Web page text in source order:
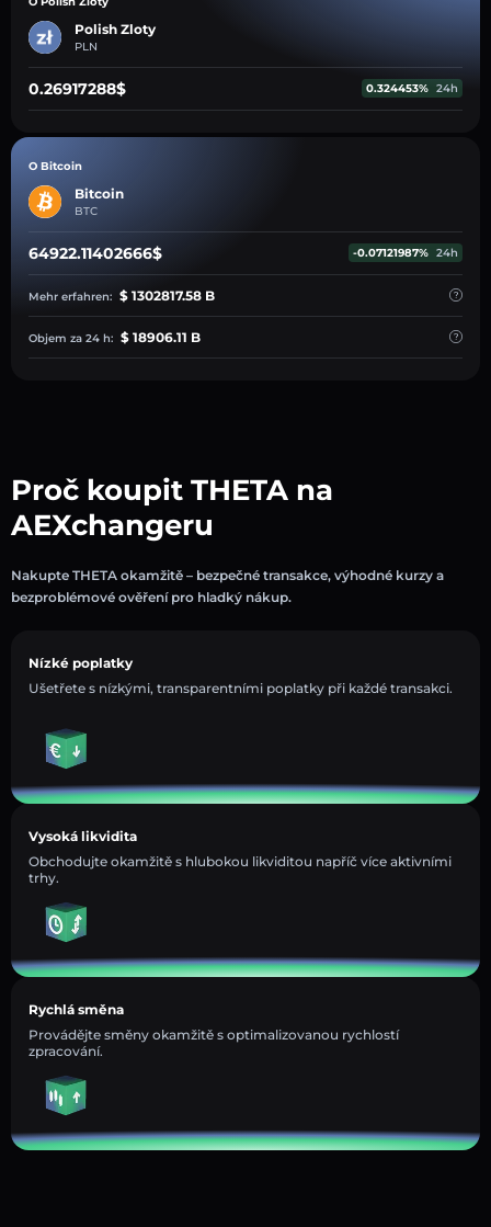
Polish Zloty
PLN
0.26917288$ 0.324453% 24h
O Bitcoin
Bitcoin
BTC
64922.11402666$ -0.07121987% 24h
Mehr erfahren: $ 1302817.58 B
Objem za 24 h: $ 18906.11 B
Proč koupit THETA na
AEXchangeru
Nakupte THETA okamžitě – bezpečné transakce, výhodné kurzy a
bezproblémové ověření pro hladký nákup.
Nízké poplatky
Ušetřete s nízkými, transparentními poplatky při každé transakci.
Vysoká likvidita
Obchodujte okamžitě s hlubokou likviditou napříč více aktivními
trhy.
Rychlá směna
Provádějte směny okamžitě s optimalizovanou rychlostí
zpracování.